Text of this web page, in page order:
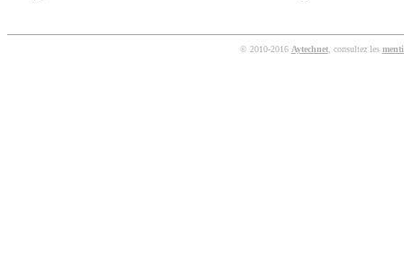
© 2010-2016 Aytechnet, consultez les